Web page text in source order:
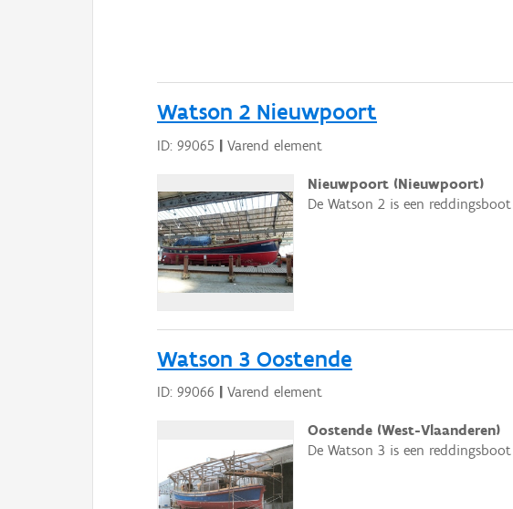
Watson 2 Nieuwpoort
ID: 99065 | Varend element
Nieuwpoort (Nieuwpoort)
De Watson 2 is een
Watson 3 Oostende
ID: 99066 | Varend element
Oostende (West-Vlaanderen)
De Watson 3 is een